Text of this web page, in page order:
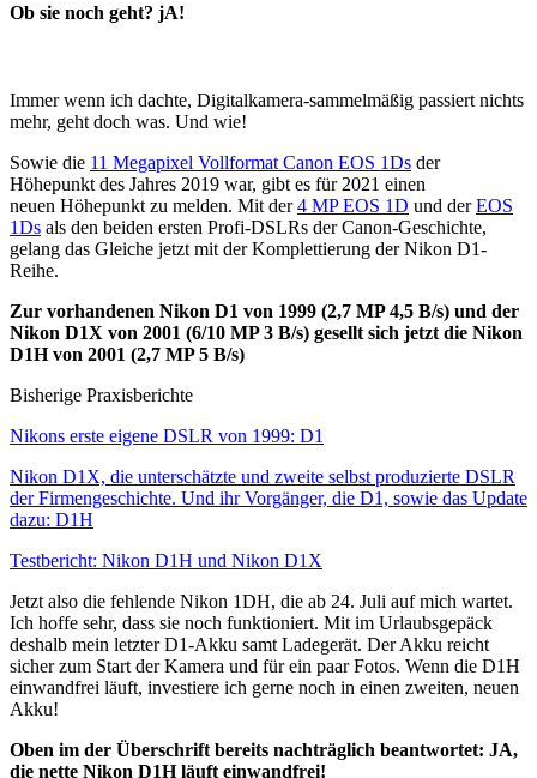
Ob sie noch geht? jA!
Immer wenn ich dachte, Digitalkamera-sammelmäßig passiert nichts
mehr, geht doch was. Und wie!
Sowie die 11 Megapixel Vollformat Canon EOS 1Ds der
Höhepunkt des Jahres 2019 war, gibt es für 2021 einen
neuen Höhepunkt zu melden. Mit der4 MP EOS 1D und derEOS
1Ds als den beiden ersten Profi-DSLRs der Canon-Geschichte,
gelang das Gleiche jetzt mit der Komplettierung der Nikon D1-
Reihe.
Zur vorhandenen Nikon D1 von 1999 (2,7 MP 4,5 B/s) und der
Nikon D1X von 2001 (6/10 MP 3 B/s) gesellt sich jetzt die Nikon
D1H von 2001 (2,7 MP 5 B/s)
Bisherige Praxisberichte
Nikons erste eigene DSLR von 1999: D1
Nikon D1X, die unterschätzte und zweite selbst produzierte DSLR
der Firmengeschichte. Und ihr Vorgänger, die D1, sowie das Update
dazu: D1H
Testbericht: Nikon D1H und Nikon D1X
Jetzt also die fehlende Nikon 1DH, die ab 24. Juli auf mich wartet.
Ich hoffe sehr, dass sie noch funktioniert. Mit im Urlaubsgepäck
deshalb mein letzter D1-Akku samt Ladegerät. Der Akku reicht
sicher zum Start der Kamera und für ein paar Fotos. Wenn die D1H
einwandfrei läuft, investiere ich gerne noch in einen zweiten, neuen
Akku!
Oben im der Überschrift bereits nachträglich beantwortet: JA,
die nette Nikon D1H läuft einwandfrei!